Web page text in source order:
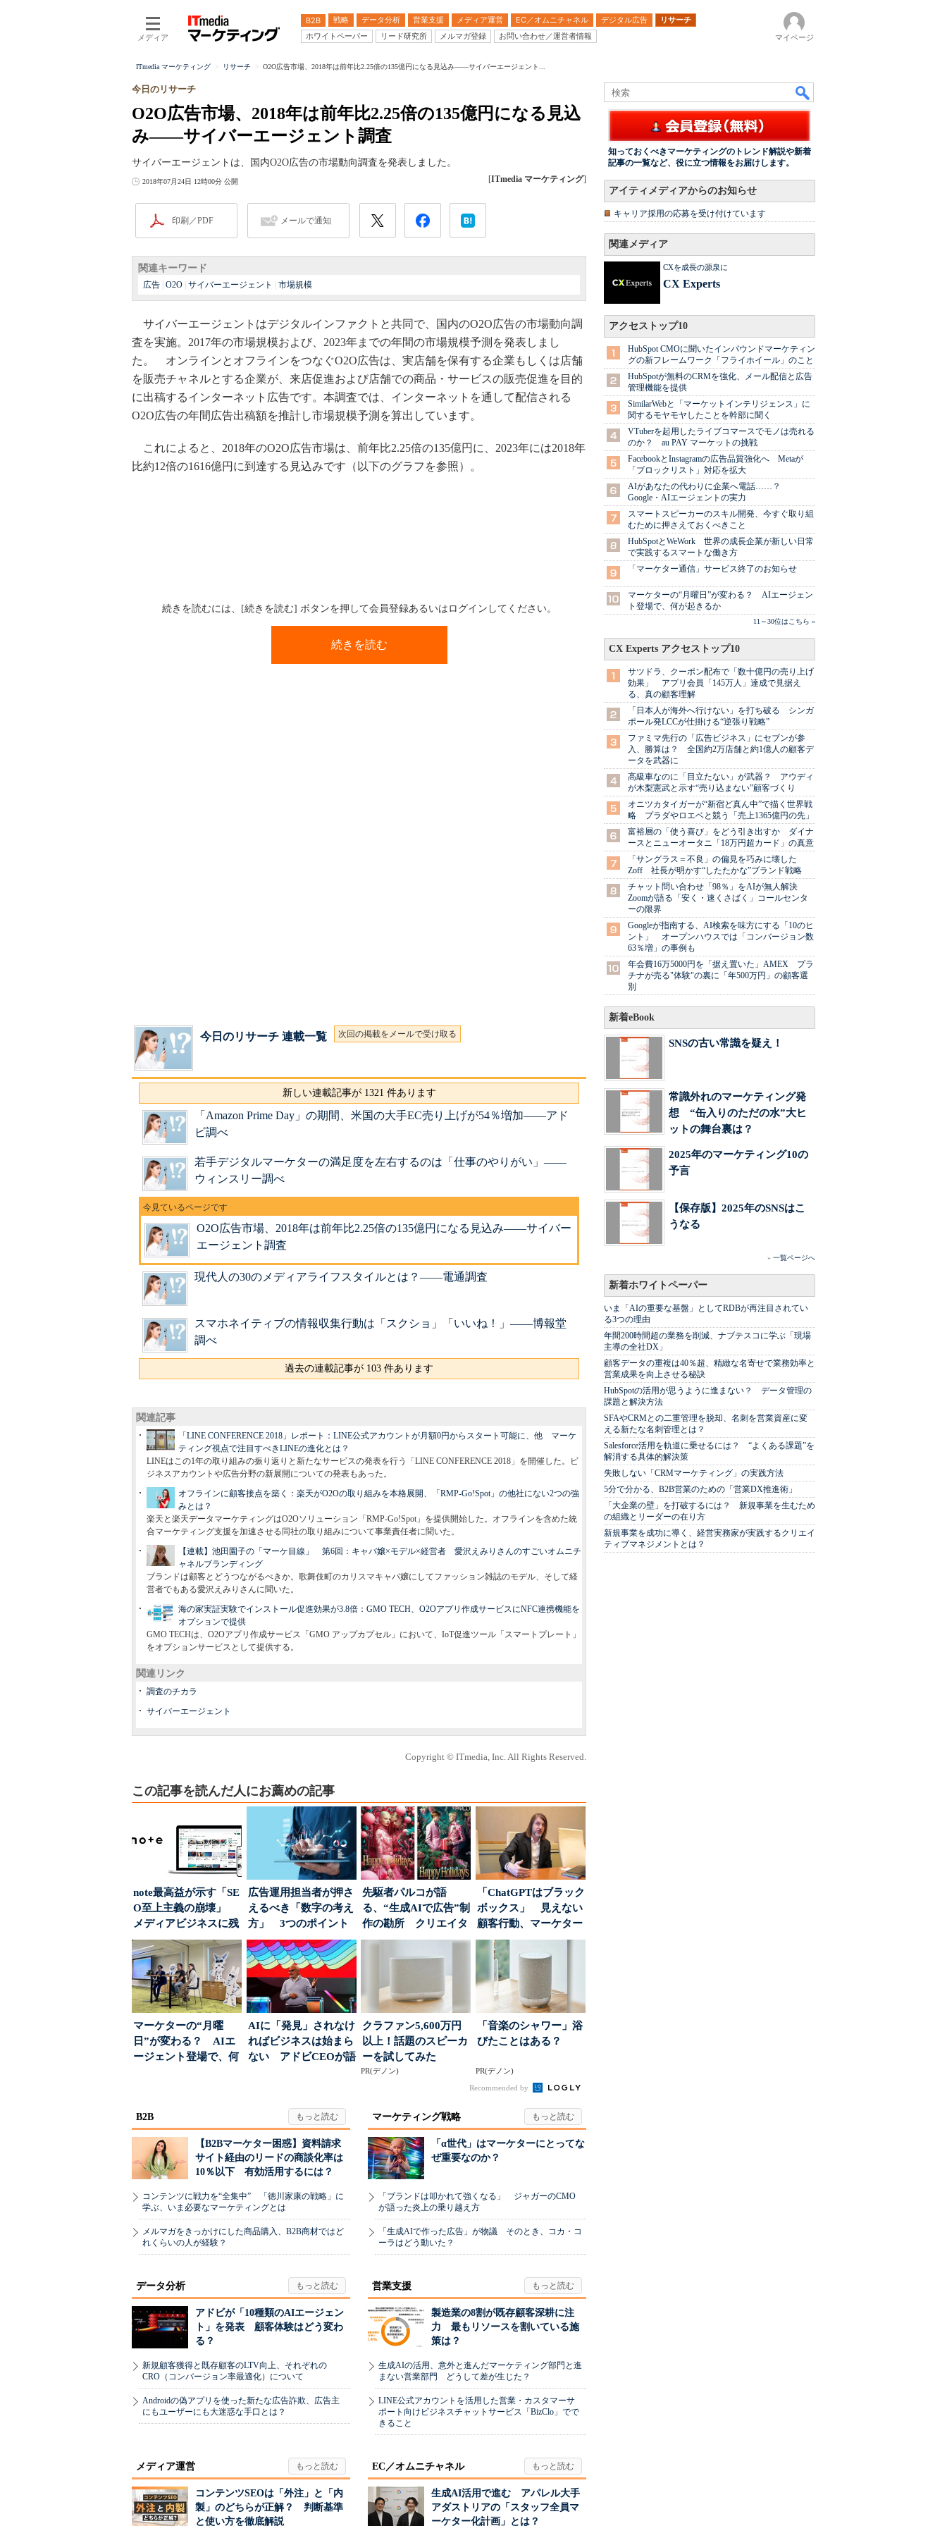
メディア
B2B 戦略 データ分析 営業支援 メディア運営 EC／オムニチャネル デジタル広告
リサーチ
ホワイトペーパー
リード研究所 メルマガ登録 お問い合わせ／運営者情報 マイページ
ITmedia マーケティング リサーチ O2O広告市場、2018年は前年比2.25倍の135億円になる見込み――サイバーエージェント...
O2O広告市場、2018年は前年比2.25倍の135億円になる見込
み――サイバーエージェント調査
今日のリサーチ
サイバーエージェントは、国内O2O広告の市場動向調査を発表しました。
2018年07月24日 12時00分 公開 [ITmedia マーケティング]
印刷／PDF メールで通知
関連キーワード
広告 O2O サイバーエージェント 市場規模
サイバーエージェントはデジタルインファクトと共同で、国内のO2O広告の市場動向調
査を実施。2017年の市場規模および、2023年までの年間の市場規模予測を発表しまし
た。 オンラインとオフラインをつなぐO2O広告は、実店舗を保有する企業もしくは店舗
を販売チャネルとする企業が、来店促進および店舗での商品・サービスの販売促進を目的
に出稿するインターネット広告です。本調査では、インターネットを通して配信される
O2O広告の年間広告出稿額を推計し市場規模予測を算出しています。
これによると、2018年のO2O広告市場は、前年比2.25倍の135億円に、2023年には2018年
比約12倍の1616億円に到達する見込みです（以下のグラフを参照）。
続きを読むには、[続きを読む] ボタンを押して会員登録あるいはログインしてください。
続きを読む
今日のリサーチ 連載一覧 次回の掲載をメールで受け取る
新しい連載記事が 1321 件あります
「Amazon Prime Day」の期間、米国の大手EC売り上げが54％増加――アド
ビ調べ
若手デジタルマーケターの満足度を左右するのは「仕事のやりがい」――
ウィンスリー調べ
O2O広告市場、2018年は前年比2.25倍の135億円になる見込み――サイバー
エージェント調査
現代人の30のメディアライフスタイルとは？――電通調査
スマホネイティブの情報収集行動は「スクショ」「いいね！」――博報堂
調べ
過去の連載記事が 103 件あります
関連記事
「LINE CONFERENCE 2018」レポート：LINE公式アカウントが月額0円からスタート可能に、他 マーケ
ティング視点で注目すべきLINEの進化とは？
LINEはこの1年の取り組みの振り返りと新たなサービスの発表を行う「LINE CONFERENCE 2018」を開催した。ビ
ジネスアカウントや広告分野の新展開についての発表もあった。
オフラインに顧客接点を築く：楽天がO2Oの取り組みを本格展開、「RMP-Go!Spot」の他社にない2つの強
みとは？
楽天と楽天データマーケティングはO2Oソリューション「RMP-Go!Spot」を提供開始した。オフラインを含めた統
合マーケティング支援を加速させる同社の取り組みについて事業責任者に聞いた。
【連載】池田園子の「マーケ目線」 第6回：キャバ嬢×モデル×経営者 愛沢えみりさんのすごいオムニチ
ャネルブランディング
ブランドは顧客とどうつながるべきか。歌舞伎町のカリスマキャバ嬢にしてファッション雑誌のモデル、そして経
営者でもある愛沢えみりさんに聞いた。
海の家実証実験でインストール促進効果が3.8倍：GMO TECH、O2Oアプリ作成サービスにNFC連携機能を
オプションで提供
GMO TECHは、O2Oアプリ作成サービス「GMO アップカプセル」において、IoT促進ツール「スマートプレート」
をオプションサービスとして提供する。
関連リンク
調査のチカラ
サイバーエージェント
Copyright © ITmedia, Inc. All Rights Reserved.
この記事を読んだ人にお薦めの記事
note最高益が示す「SE
O至上主義の崩壊」
メディアビジネスに残
された“勝ち筋...
広告運用担当者が押さ
えるべき「数字の考え
方」 3つのポイント
とは
先駆者パルコが語
る、“生成AIで広告”制
作の勘所 クリエイタ
ーに残る「重要な役
「ChatGPTはブラック
ボックス」 見えない
顧客行動、マーケター
に残された打ち...
マーケターの“月曜
日”が変わる？ AIエ
ージェント登場で、何
AIに「発見」されなけ
ればビジネスは始まら
ない アドビCEOが語
クラファン5,600万円
以上！話題のスピーカ
ーを試してみた
PR(デノン)
「音楽のシャワー」浴
びたことはある？
PR(デノン)
Recommended by
B2B
【B2Bマーケター困惑】資料請求
サイト経由のリードの商談化率は
10％以下 有効活用するには？
コンテンツに戦力を“全集中” 「徳川家康の戦略」に
学ぶ、いま必要なマーケティングとは
メルマガをきっかけにした商品購入、B2B商材ではど
れくらいの人が経験？
マーケティング戦略
「α世代」はマーケターにとってな
ぜ重要なのか？
「ブランドは叩かれて強くなる」 ジャガーのCMO
が語った炎上の乗り越え方
「生成AIで作った広告」が物議 そのとき、コカ・コ
ーラはどう動いた？
データ分析
アドビが「10種類のAIエージェン
ト」を発表 顧客体験はどう変わ
る？
新規顧客獲得と既存顧客のLTV向上、それぞれの
CRO（コンバージョン率最適化）について
Androidの偽アプリを使った新たな広告詐欺、広告主
にもユーザーにも大迷惑な手口とは？
営業支援
製造業の8割が既存顧客深耕に注
力 最もリソースを割いている施
策は？
生成AIの活用、意外と進んだマーケティング部門と進
まない営業部門 どうして差が生じた？
LINE公式アカウントを活用した営業・カスタマーサ
ポート向けビジネスチャットサービス「BizClo」でで
きること
メディア運営
コンテンツSEOは「外注」と「内
製」のどちらが正解？ 判断基準
と使い方を徹底解説
EC／オムニチャネル
生成AI活用で進む アパレル大手
アダストリアの「スタッフ全員マ
ーケター化計画」とは？
知っておくべきマーケティングのトレンド解説や新着
記事の一覧など、役に立つ情報をお届けします。
アイティメディアからのお知らせ
キャリア採用の応募を受け付けています
関連メディア
CXを成長の源泉に
CX Experts
アクセストップ10
HubSpot CMOに聞いたインバウンドマーケティン
グの新フレームワーク「フライホイール」のこと
HubSpotが無料のCRMを強化、メール配信と広告
管理機能を提供
SimilarWebと「マーケットインテリジェンス」に
関するモヤモヤしたことを幹部に聞く
VTuberを起用したライブコマースでモノは売れる
のか？ au PAY マーケットの挑戦
FacebookとInstagramの広告品質強化へ Metaが
「ブロックリスト」対応を拡大
AIがあなたの代わりに企業へ電話……？
Google・AIエージェントの実力
スマートスピーカーのスキル開発、今すぐ取り組
むために押さえておくべきこと
HubSpotとWeWork 世界の成長企業が新しい日常
で実践するスマートな働き方
「マーケター通信」サービス終了のお知らせ
マーケターの“月曜日”が変わる？ AIエージェン
ト登場で、何が起きるか
11～30位はこちら »
CX Experts アクセストップ10
サツドラ、クーポン配布で「数十億円の売り上げ
効果」 アプリ会員「145万人」達成で見据え
る、真の顧客理解
「日本人が海外へ行けない」を打ち破る シンガ
ポール発LCCが仕掛ける“逆張り戦略”
ファミマ先行の「広告ビジネス」にセブンが参
入、勝算は？ 全国約2万店舗と約1億人の顧客デ
ータを武器に
高級車なのに「目立たない」が武器？ アウディ
が木梨憲武と示す“売り込まない”顧客づくり
オニツカタイガーが“新宿ど真ん中”で描く世界戦
略 プラダやロエベと競う「売上1365億円の先」
富裕層の「使う喜び」をどう引き出すか ダイナ
ースとニューオータニ「18万円超カード」の真意
「サングラス＝不良」の偏見を巧みに壊した
Zoff 社長が明かす“したたかな”ブランド戦略
チャット問い合わせ「98％」をAIが無人解決
Zoomが語る「安く・速くさばく」コールセンタ
ーの限界
Googleが指南する、AI検索を味方にする「10のヒ
ント」 オープンハウスでは「コンバージョン数
63％増」の事例も
年会費16万5000円を「据え置いた」AMEX プラ
チナが売る"体験"の裏に「年500万円」の顧客選
別
新着eBook
SNSの古い常識を疑え！
常識外れのマーケティング発
想 “缶入りのただの水”大ヒ
ットの舞台裏は？
2025年のマーケティング10の
予言
【保存版】2025年のSNSはこ
うなる
» 一覧ページへ
新着ホワイトペーパー
いま「AIの重要な基盤」としてRDBが再注目されてい
る3つの理由
年間200時間超の業務を削減、ナブテスコに学ぶ「現場
主導の全社DX」
顧客データの重複は40％超、精緻な名寄せで業務効率と
営業成果を向上させる秘訣
HubSpotの活用が思うように進まない？ データ管理の
課題と解決方法
SFAやCRMとの二重管理を脱却、名刺を営業資産に変
える新たな名刺管理とは？
Salesforce活用を軌道に乗せるには？ “よくある課題”を
解消する具体的解決策
失敗しない「CRMマーケティング」の実践方法
5分で分かる、B2B営業のための「営業DX推進術」
「大企業の壁」を打破するには？ 新規事業を生むため
の組織とリーダーの在り方
新規事業を成功に導く、経営実務家が実践するクリエイ
ティブマネジメントとは？